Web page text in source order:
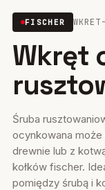
Mocowania
Wkręty
Systemy
FISCHER
Wkręt
Śruba
ocynkowana
drewnie lub z
kołków fischer.
pomiędzy śrubą i